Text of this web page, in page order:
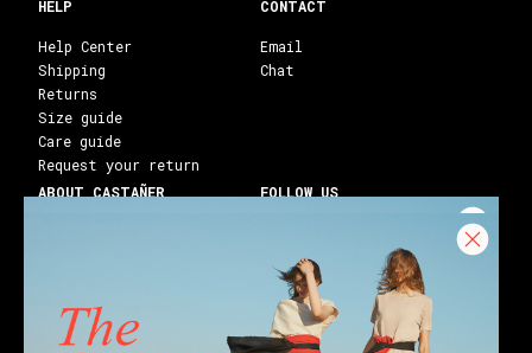
CONTACT
Email
Chat
HELP
Help Center
Shipping
Returns
Size guide
Care guide
Request your return
ABOUT CASTAÑER
Franchises
Stores
FOLLOW US
Facebook
Youtube
Blog